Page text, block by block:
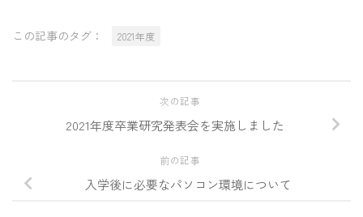
この記事のタグ： 2021年度
次の記事
2021年度卒業研究発表会を実施しました
前の記事
入学後に必要なパソコン環境について